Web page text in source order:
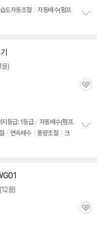
습도자동조절 / 자동배수(펌프
몰)
관
지등급: 1등급 / 자동배수(펌프
/ 연속배수 / 풍량조절 / 크
(12몰)
관